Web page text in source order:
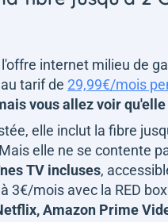
l'offre internet milieu de
tarif de 29,99€/mois
vous allez voir
elle inclut la fibre
elle ne se contente
TV incluses,
3€/mois avec la RED
Amazon Prime